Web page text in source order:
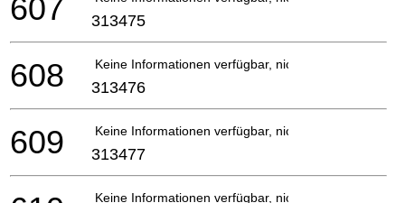
607 313475
Keine Informationen verfügbar, nicht bestellbar
608 313476
Keine Informationen verfügbar, nicht bestellbar
609 313477
Keine Informationen verfügbar, nicht bestellbar